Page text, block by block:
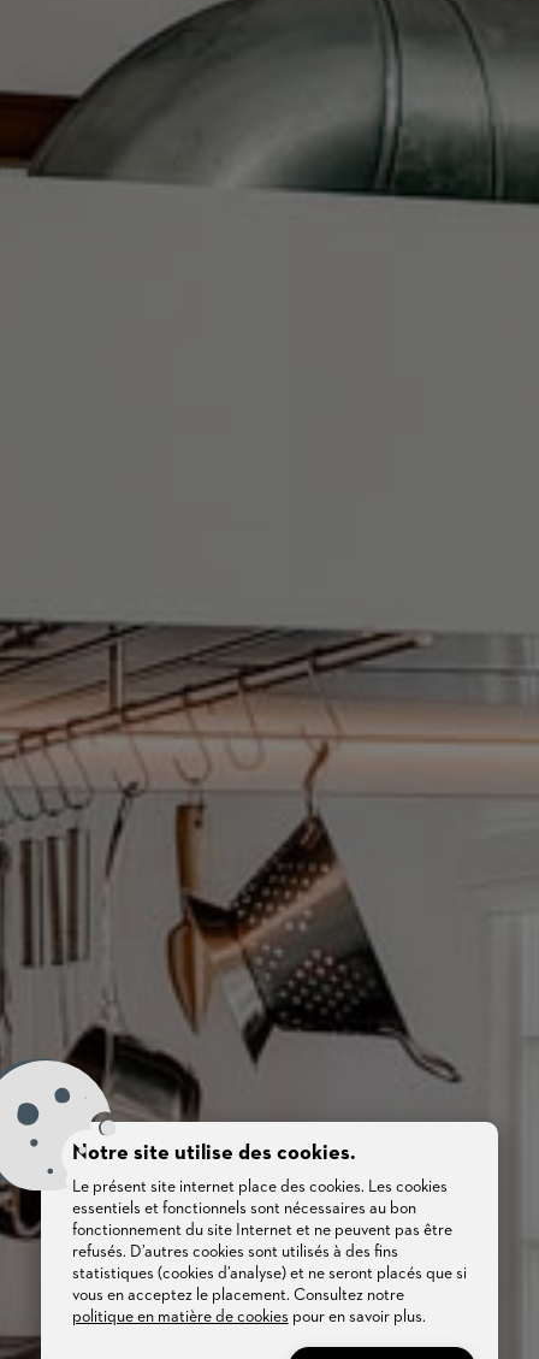
Notre site utilise des cookies.
Le présent site internet place des cookies. Les cookies
essentiels et fonctionnels sont nécessaires au bon
fonctionnement du site Internet et ne peuvent pas être
refusés. D’autres cookies sont utilisés à des fins
statistiques (cookies d’analyse) et ne seront placés que si
vous en acceptez le placement. Consultez notre
politique en matière de cookies pour en savoir plus.